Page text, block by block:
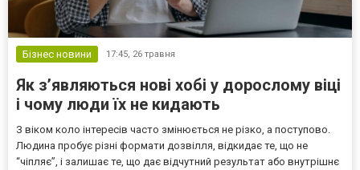
Бізнес новини 17:45, 26 травня
Як з’являються нові хобі у дорослому віці
і чому люди їх не кидають
З віком коло інтересів часто змінюється не різко, а поступово.
Людина пробує різні формати дозвілля, відкидає те, що не
“чіпляє”, і залишає те, що дає відчутний результат або внутрішнє